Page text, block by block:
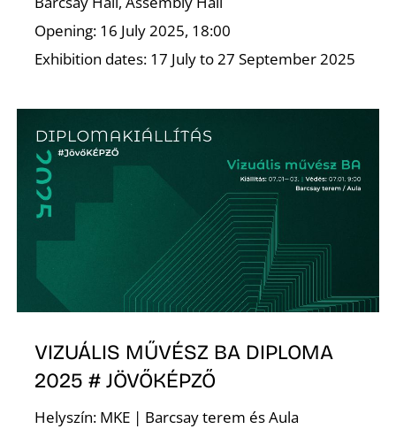
Opening: 16 July 2025, 18:00
Exhibition dates: 17 July to 27 September 2025
VIZUÁLIS MŰVÉSZ BA DIPLOMA
2025 # JÖVŐKÉPZŐ
Helyszín: MKE | Barcsay terem és Aula